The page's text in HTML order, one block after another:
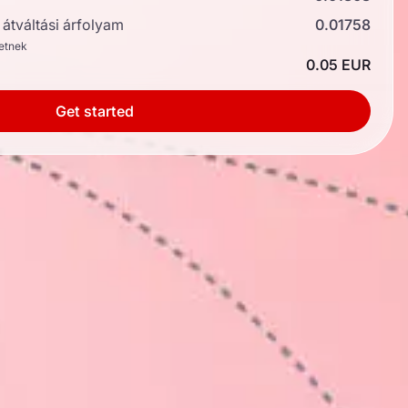
árfolyam
0.01758
0.05 EUR
Get started